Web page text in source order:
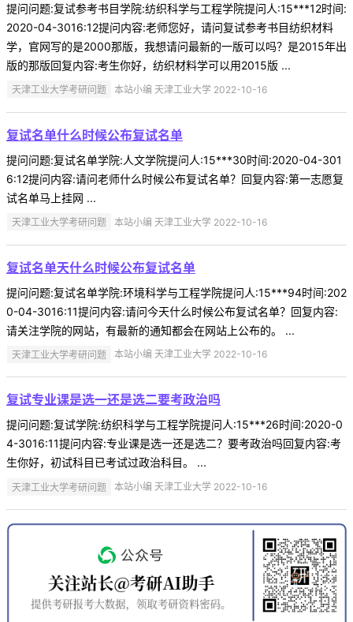
提问问题:复试参考书目学院:纺织科学与工程学院提问人:15***12时间:
2020-04-3016:12提问内容:老师您好，请问复试参考书目纺织材料
学，官网写的是2000那版，我想请问最新的一版可以吗？是2015年出
版的那版回复内容:考生你好，纺织材料学可以用2015版 ...
天津工业大学考研问题 本站小编 天津工业大学 2022-10-16
复试名单什么时候公布复试名单
提问问题:复试名单学院:人文学院提问人:15***30时间:2020-04-301
6:12提问内容:请问老师什么时候公布复试名单？回复内容:第一志愿复
试名单马上挂网 ...
天津工业大学考研问题 本站小编 天津工业大学 2022-10-16
复试名单天什么时候公布复试名单
提问问题:复试名单学院:环境科学与工程学院提问人:15***94时间:202
0-04-3016:11提问内容:请问今天什么时候公布复试名单？回复内容:
请关注学院的网站，有最新的通知都会在网站上公布的。 ...
天津工业大学考研问题 本站小编 天津工业大学 2022-10-16
复试专业课是选一还是选二要考政治吗
提问问题:复试学院:纺织科学与工程学院提问人:15***26时间:2020-0
4-3016:11提问内容:专业课是选一还是选二？要考政治吗回复内容:考
生你好，初试科目已考试过政治科目。 ...
天津工业大学考研问题 本站小编 天津工业大学 2022-10-16